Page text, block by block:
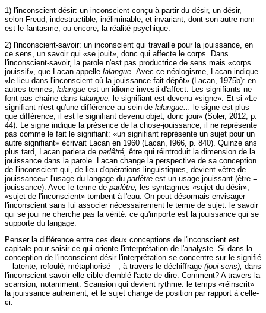
1) l'inconscient-désir: un inconscient conçu à partir du désir, un désir,
selon Freud, indestructible, inéliminable, et invariant, dont son autre nom
est le fantasme, ou encore, la réalité psychique.
2) l'inconscient-savoir: un inconscient qui travaille pour la jouissance, en
ce sens, un savoir qui «se jouit», donc qui affecte le corps. Dans
l'inconscient-savoir, la parole n'est pas productrice de sens mais «corps
jouissif», que Lacan appelle lalangue. Avec ce néologisme, Lacan indique
«le lieu dans l'inconscient où la jouissance fait dépôt» (Lacan, 1975b): en
autres termes, lalangue est un idiome investi d'affect. Les signifiants ne
font pas chaîne dans lalangue, le signifiant est devenu «signe». Et si «Le
signifiant n'est qu'une différence au sein de lalangue... le signe est plus
que différence, il est le signifiant devenu objet, donc joui» (Soler, 2012, p.
44). Le signe indique la présence de la chose-jouissance, il ne représente
pas comme le fait le signifiant: «un signifiant représente un sujet pour un
autre signifiant» écrivait Lacan en 1960 (Lacan, I966, p. 840). Quinze ans
plus tard, Lacan parlera de parlêtré, être qui réintroduit la dimension de la
jouissance dans la parole. Lacan change la perspective de sa conception
de l'inconscient qui, de lieu d'opérations linguistiques, devient «être de
jouissance»: l'usage du langage du parlêtre est un usage jouissant (être =
jouissance). Avec le terme de parlêtre, les syntagmes «sujet du désir»,
«sujet de l'inconscient» tombent à l'eau. On peut désormais envisager
l'inconscient sans lui associer nécessairement le terme de sujet: le savoir
qui se joui ne cherche pas la vérité: ce qu'importe est la jouissance qui se
supporte du langage.
Penser la différence entre ces deux conceptions de l'inconscient est
capitale pour saisir ce qui oriente l'interprétation de l'analyste. Si dans la
conception de l'inconscient-désir l'interprétation se concentre sur le signifié
—latente, refoulé, métaphorisé—, à travers le déchiffrage (joui-sens), dans
l'inconscient-savoir elle cible d'emblé l'acte de dire. Comment? A travers la
scansion, notamment. Scansion qui devient rythme: le temps «réinscrit»
la jouissance autrement, et le sujet change de position par rapport à celle-
ci.